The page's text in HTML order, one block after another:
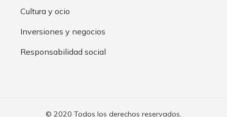
Cultura y ocio
Inversiones y negocios
Responsabilidad social
© 2020 Todos los derechos reservados.